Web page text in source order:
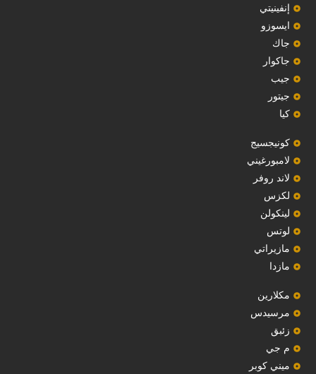
إنفينيتي
‏ايسوزو‏
‏جاك‏
جاكوار
جيب
‏جيتور‏
كيا
‏كونيجسيج‏
لامبورغيني
لاند روفر
لكزس
لينكولن
‏لوتس‏
مازيراتي
مازدا
مكلارين
مرسيدس
‏زئبق‏
م جي
ميني كوبر